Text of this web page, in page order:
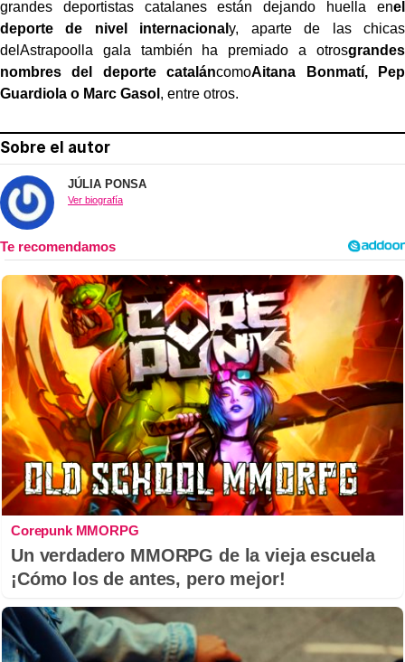
grandes deportistas catalanes están dejando huella enel
deporte de nivel internacionaly, aparte de las chicas
del Astrapool la gala también ha premiado a otrosgrandes
nombres del deporte cataláncomoAitana Bonmatí, Pep
Guardiola o Marc Gasol , entre otros.
Sobre el autor
JÚLIA PONSA
Ver biografía
Corepunk MMORPG
Un verdadero MMORPG de la vieja escuela
¡Cómo los de antes, pero mejor!